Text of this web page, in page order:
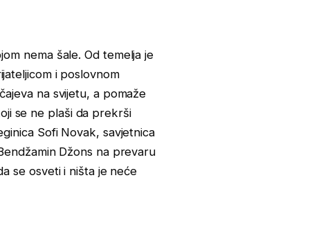
nema šale. Od temelja je
i poslovnom
na svijetu, a pomaže
se ne plaši da prekrši
Sofi Novak, savjetnica
Džons na prevaru
se osveti i ništa je neće